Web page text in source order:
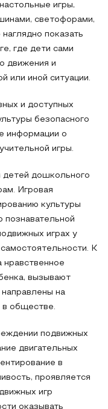
игры,
светофорами,
показать
где дети сами
движения и
или иной ситуации.
и доступных
безопасного
информации о
игры.
детей дошкольного
Игровая
культуры
познавательной
играх у
К
вызывают
на
в обществе.
подвижных
двигательных
в
проявляется
игр
оказывать